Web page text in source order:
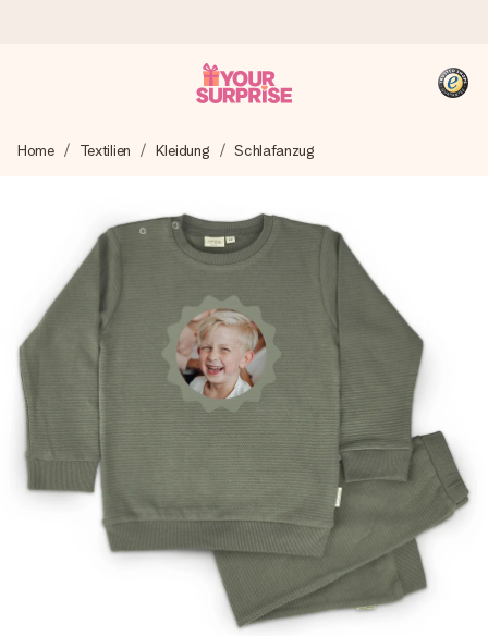
Wir bereiten dein Geschenk sorgfältig vor und schicken es
4,8 (basierend auf +15.000 Bewertungen)
Unsere Geschenke begeistern. Kunden bewerten uns mit
4,8 bei Google Reviews (Gesamtergebnis aller Länder, in
die wir versenden).
+49 39292 929695
Montag - Freitag : 8:30 - 17:00 Uhr
Samstag - Sonntag : 8:30 - 13:00 Uhr
Home Textilien Kleidung Schlafanzug